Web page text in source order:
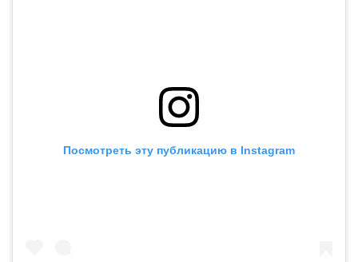
Посмотреть эту публикацию в Instagram